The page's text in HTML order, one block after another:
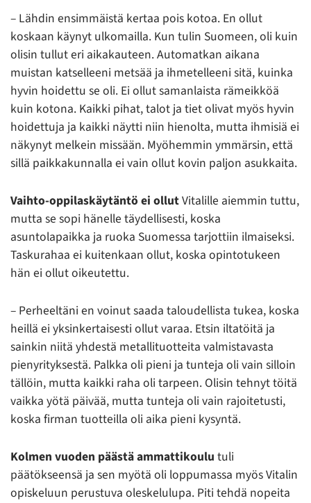
– Lähdin ensimmäistä kertaa pois kotoa. En ollut
koskaan käynyt ulkomailla. Kun tulin Suomeen, oli kuin
olisin tullut eri aikakauteen. Automatkan aikana
muistan katselleeni metsää ja ihmetelleeni sitä, kuinka
hyvin hoidettu se oli. Ei ollut samanlaista rämeikköä
kuin kotona. Kaikki pihat, talot ja tiet olivat myös hyvin
hoidettuja ja kaikki näytti niin hienolta, mutta ihmisiä ei
näkynyt melkein missään. Myöhemmin ymmärsin, että
sillä paikkakunnalla ei vain ollut kovin paljon asukkaita.
Vaihto-oppilaskäytäntö ei ollutVitalille aiemmin tuttu,
mutta se sopi hänelle täydellisesti, koska
asuntolapaikka ja ruoka Suomessa tarjottiin ilmaiseksi.
Taskurahaa ei kuitenkaan ollut, koska opintotukeen
hän ei ollut oikeutettu.
– Perheeltäni en voinut saada taloudellista tukea, koska
heillä ei yksinkertaisesti ollut varaa. Etsin iltatöitä ja
sainkin niitä yhdestä metallituotteita valmistavasta
pienyrityksestä. Palkka oli pieni ja tunteja oli vain silloin
tällöin, mutta kaikki raha oli tarpeen. Olisin tehnyt töitä
vaikka yötä päivää, mutta tunteja oli vain rajoitetusti,
koska firman tuotteilla oli aika pieni kysyntä.
Kolmen vuoden päästä ammattikoulu tuli
päätökseensä ja sen myötä oli loppumassa myös Vitalin
opiskeluun perustuva oleskelulupa. Piti tehdä nopeita